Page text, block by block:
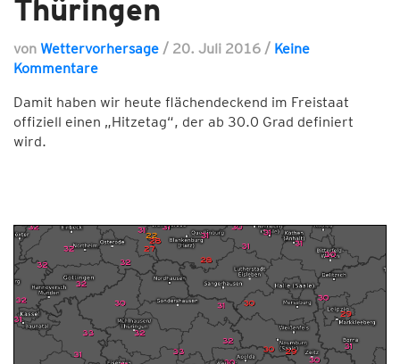
Thüringen
von Wettervorhersage / 20. Juli 2016 / Keine
Kommentare
Damit haben wir heute flächendeckend im Freistaat
offiziell einen „Hitzetag“, der ab 30.0 Grad definiert
wird.